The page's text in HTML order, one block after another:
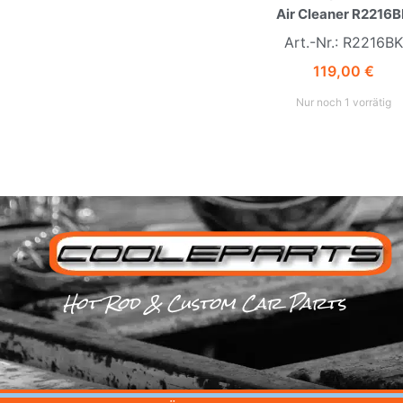
Air Cleaner
Art.-Nr.: R2216BK
119,00 €
Nur noch 1 vorrätig
Hot Rod & Custom Car Parts